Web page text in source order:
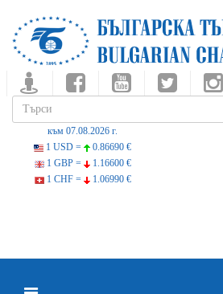
към 07.08.2026 г.
1 USD =
0.86690 €
1 GBP =
1.16600 €
1 CHF =
1.06990 €